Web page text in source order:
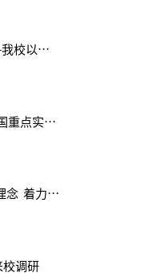
深学细悟铸根基 实干笃行促发展——我校以正确政绩观引领“十五五”开局新征程
聚力聚智 共商共谋 草食家畜育种全国重点实验室（筹）学术委员会会议召开
黄思光强调:牢固树立健康第一教育理念 着力培养德智体美劳全面发展的卓越农林人才
校调研